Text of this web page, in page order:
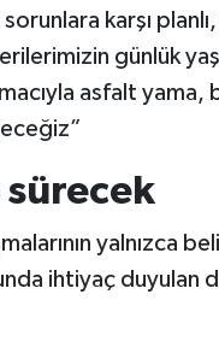
karşı
günlük
asfalt yama,
sürecek
yalnızca
ihtiyaç duyulan